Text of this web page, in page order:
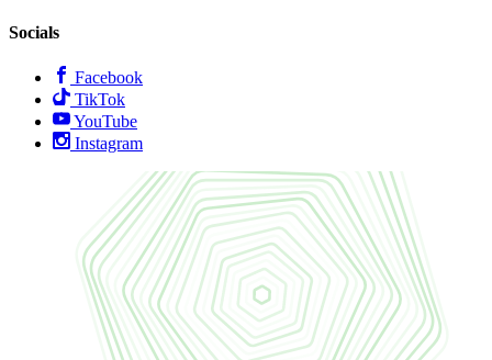
Socials
Facebook
TikTok
YouTube
Instagram